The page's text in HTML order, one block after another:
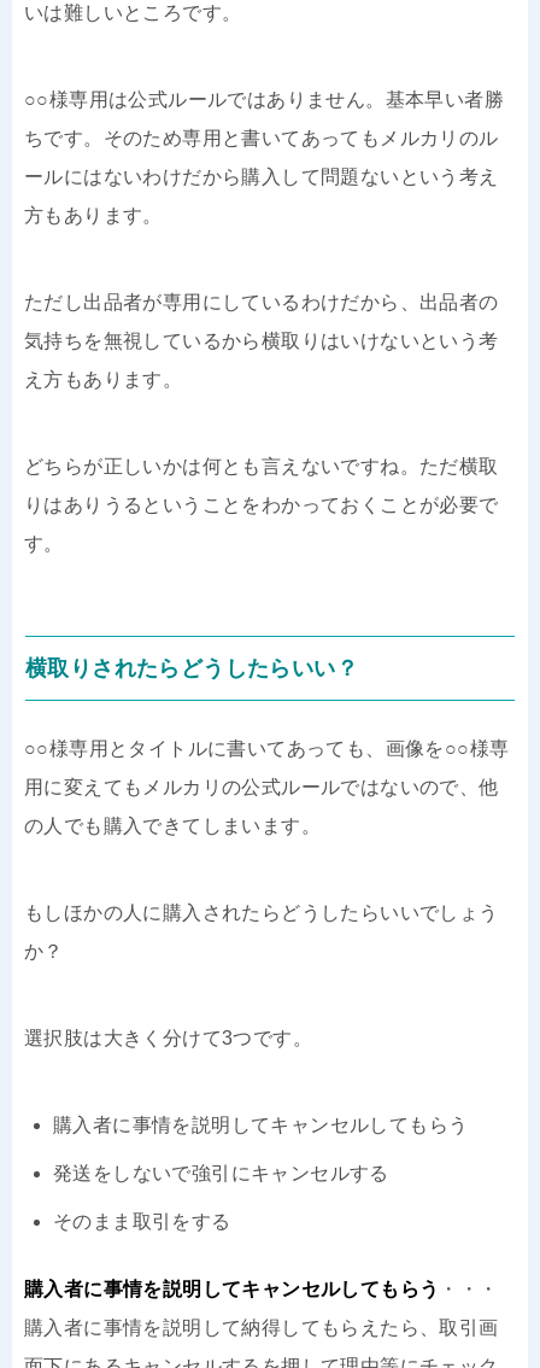
いは難しいところです。
○○様専用は公式ルールではありません。基本早い者勝
ちです。そのため専用と書いてあってもメルカリのル
ールにはないわけだから購入して問題ないという考え
方もあります。
ただし出品者が専用にしているわけだから、出品者の
気持ちを無視しているから横取りはいけないという考
え方もあります。
どちらが正しいかは何とも言えないですね。ただ横取
りはありうるということをわかっておくことが必要で
す。
横取りされたらどうしたらいい？
○○様専用とタイトルに書いてあっても、画像を○○様専
用に変えてもメルカリの公式ルールではないので、他
の人でも購入できてしまいます。
もしほかの人に購入されたらどうしたらいいでしょう
か？
選択肢は大きく分けて3つです。
購入者に事情を説明してキャンセルしてもらう
発送をしないで強引にキャンセルする
そのまま取引をする
購入者に事情を説明してキャンセルしてもらう ・・・
購入者に事情を説明して納得してもらえたら、取引画